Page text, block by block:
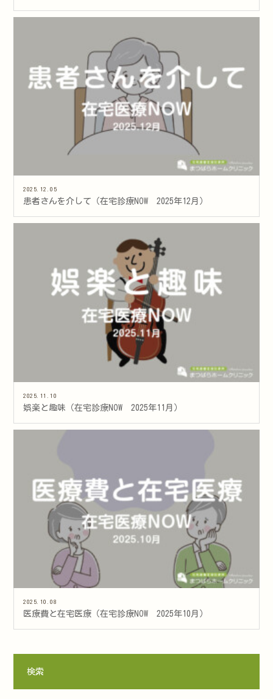
2025.12.05
患者さんを介して（在宅診療NOW 2025年12月）
2025.11.10
娯楽と趣味（在宅診療NOW 2025年11月）
2025.10.08
医療費と在宅医療（在宅診療NOW 2025年10月）
検索